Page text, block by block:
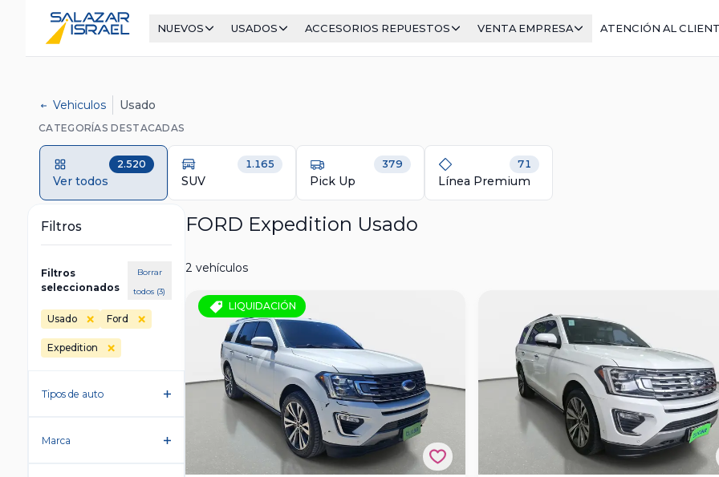
NUEVOS USADOS ACCESORIOS REPUESTOS VENTA EMPRESA ATENCIÓN AL
Vehiculos Usado
CATEGORÍAS DESTACADAS
2.520
Ver todos
1.165
SUV
379
Pick Up
71
Línea Premium
Filtros
Filtros
seleccionados
Borrar
todos (3)
Usado Ford
Expedition
Tipos de auto
Marca
FORD Expedition Usado
2 vehículos
LIQUIDACIÓN